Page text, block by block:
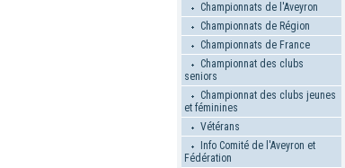
Championnats de l'Aveyron
Championnats de Région
Championnats de France
Championnat des clubs
seniors
Championnat des clubs jeunes
et féminines
Vétérans
Info Comité de l'Aveyron et
Fédération